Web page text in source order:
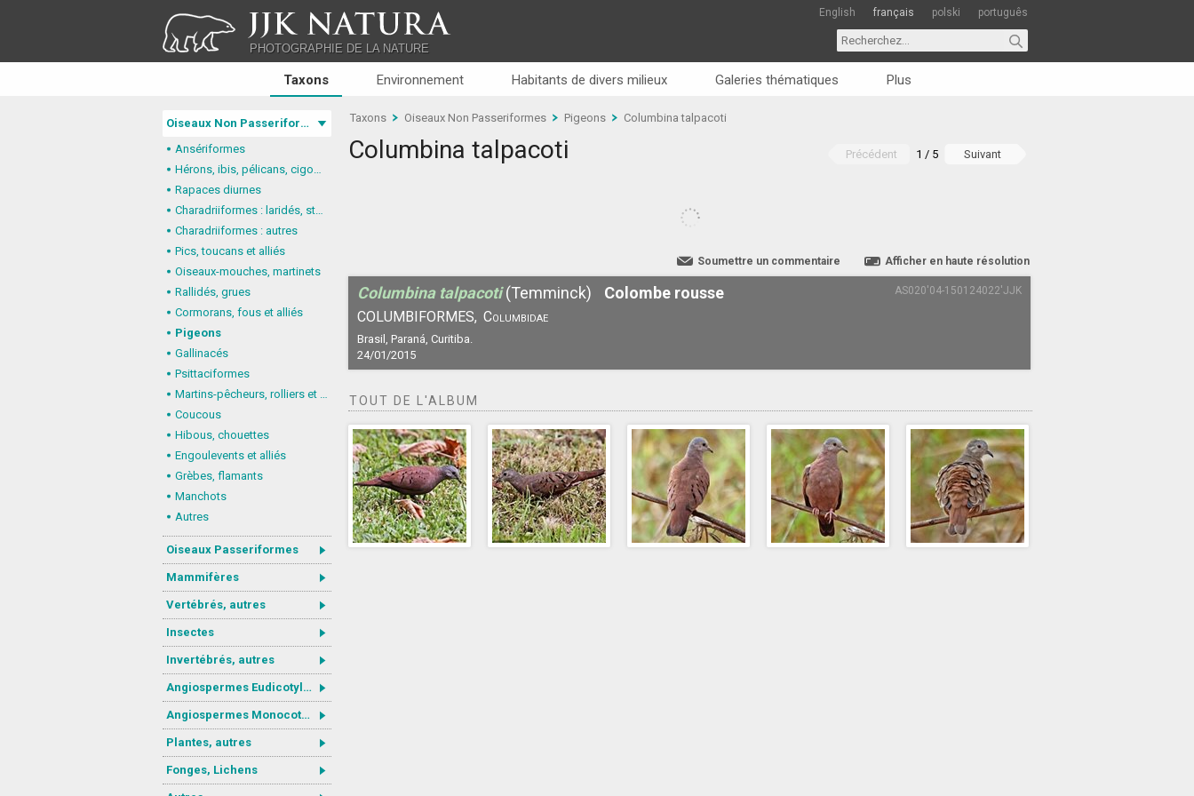
JJK NATURA
PHOTOGRAPHIE DE LA NATURE
English français polski português
Taxons Environnement Habitants de divers milieux Galeries thématiques Plus
Oiseaux Non Passeriformes
Ansériformes
Hérons, ibis, pélicans, cigognes
Rapaces diurnes
Charadriiformes : laridés, stercorariidés, glaréolidés
Charadriiformes : autres
Pics, toucans et alliés
Oiseaux-mouches, martinets
Rallidés, grues
Cormorans, fous et alliés
Pigeons
Gallinacés
Psittaciformes
Martins-pêcheurs, rolliers et alliés
Coucous
Hibous, chouettes
Engoulevents et alliés
Grèbes, flamants
Manchots
Autres
Oiseaux Passeriformes
Mammifères
Vertébrés, autres
Insectes
Invertébrés, autres
Angiospermes Eudicotylédones
Angiospermes Monocotylédones
Plantes, autres
Fonges, Lichens
Taxons Oiseaux Non Passeriformes Pigeons Columbina talpacoti
Columbina talpacoti Précédent 1 / 5 Suivant
Afficher en haute résolution
Soumettre un commentaire
Columbina talpacoti (Temminck) Colombe rousse
COLUMBIFORMES, Columbidae
Brasil, Paraná, Curitiba.
24/01/2015
AS020'04-150124022'JJK
TOUT DE L'ALBUM